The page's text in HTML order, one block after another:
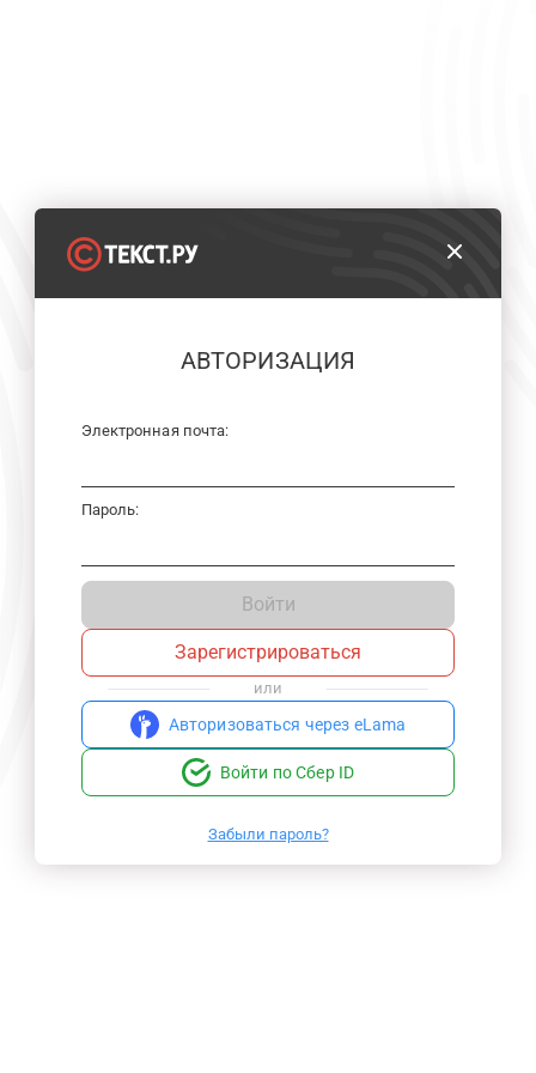
АВТОРИЗАЦИЯ
Электронная почта:
Пароль:
Войти
Зарегистрироваться
или
Авторизоваться через eLama
Войти по Сбер ID
Забыли пароль?